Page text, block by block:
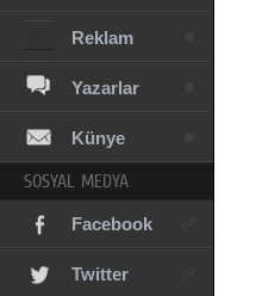
Reklam
Yazarlar
Künye
SOSYAL MEDYA
Facebook
Twitter